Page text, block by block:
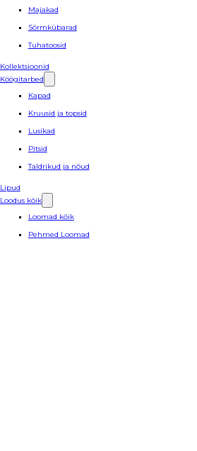
Majakad
Sõrmkübarad
Tuhatoosid
Kollektsioonid
Köögitarbed
Kapad
Kruusid ja topsid
Lusikad
Pitsid
Taldrikud ja nõud
Lipud
Loodus kõik
Loomad kõik
Pehmed Loomad